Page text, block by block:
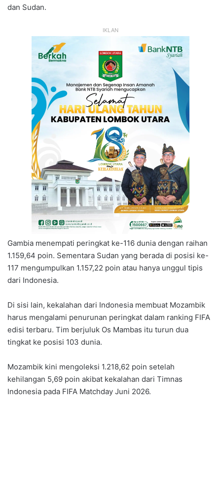
dan Sudan.
IKLAN
Gambia menempati peringkat ke-116 dunia dengan raihan
1.159,64 poin. Sementara Sudan yang berada di posisi ke-
117 mengumpulkan 1.157,22 poin atau hanya unggul tipis
dari Indonesia.
Di sisi lain, kekalahan dari Indonesia membuat Mozambik
harus mengalami penurunan peringkat dalam ranking FIFA
edisi terbaru. Tim berjuluk Os Mambas itu turun dua
tingkat ke posisi 103 dunia.
Mozambik kini mengoleksi 1.218,62 poin setelah
kehilangan 5,69 poin akibat kekalahan dari Timnas
Indonesia pada FIFA Matchday Juni 2026.